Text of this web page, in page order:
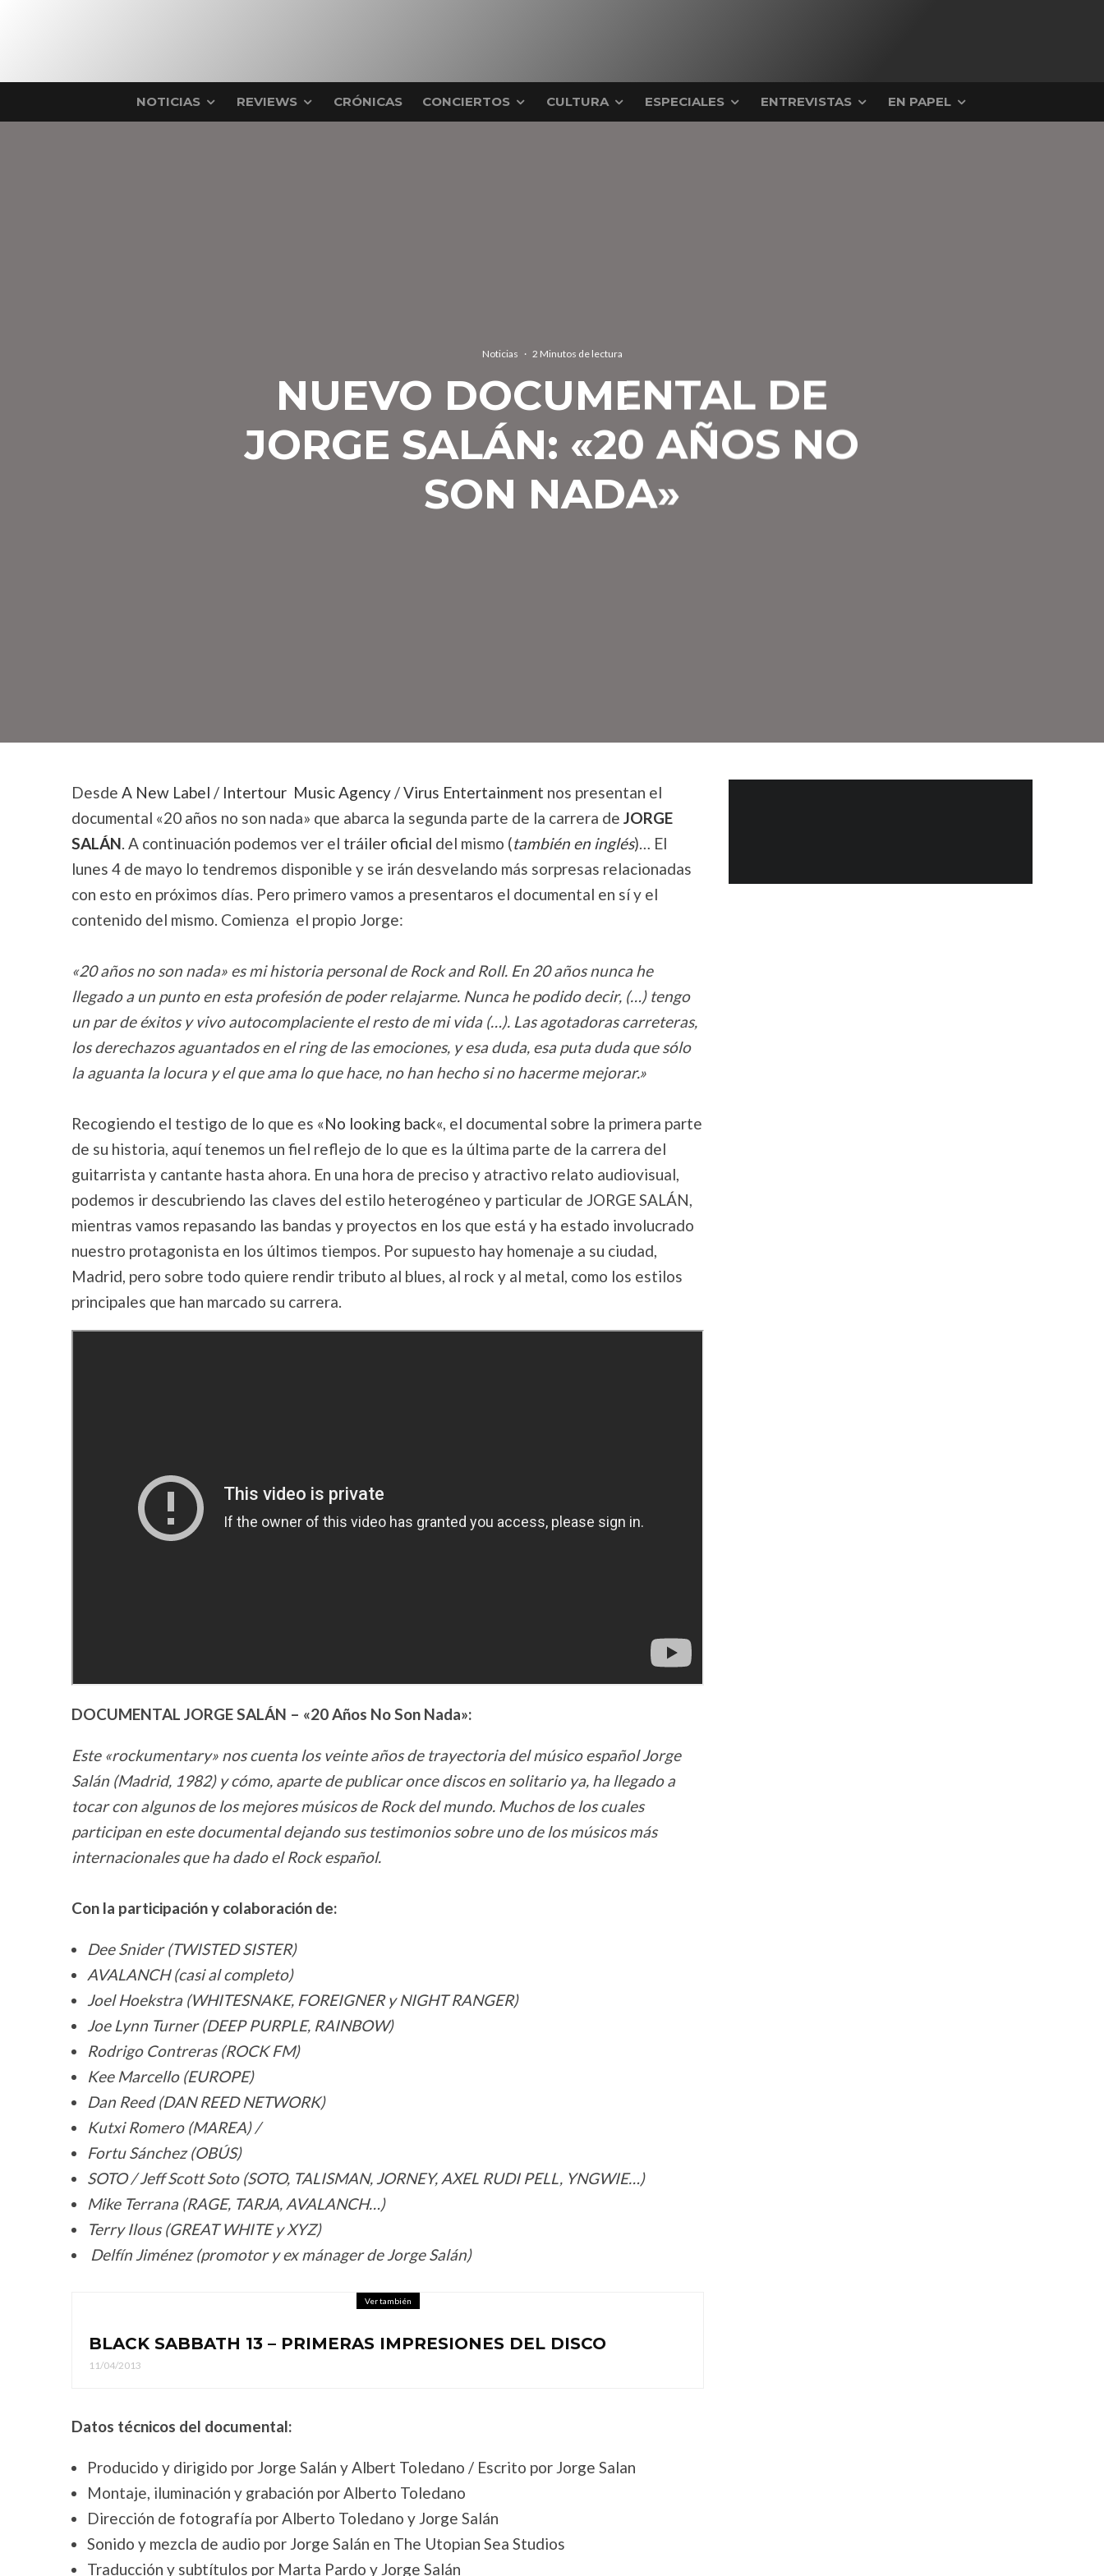
NOTICIAS REVIEWS CRÓNICAS CONCIERTOS CULTURA ESPECIALES ENTREVISTAS EN PAPEL
Noticias · 2 Minutos de lectura
NUEVO DOCUMENTAL DE
JORGE SALÁN: «20 AÑOS NO
SON NADA»
Desde A New Label / Intertour Music Agency/Virus Entertainment nos presentan el
documental «20 años no son nada» que abarca la segunda parte de la carrera de JORGE
SALÁN. A continuación podemos ver el tráiler oficial del mismo (también en inglés)… El
lunes 4 de mayo lo tendremos disponible y se irán desvelando más sorpresas relacionadas
con esto en próximos días. Pero primero vamos a presentaros el documental en sí y el
contenido del mismo. Comienza el propio Jorge:
«20 años no son nada» es mi historia personal de Rock and Roll. En 20 años nunca he
llegado a un punto en esta profesión de poder relajarme. Nunca he podido decir, (…) tengo
un par de éxitos y vivo autocomplaciente el resto de mi vida (…). Las agotadoras carreteras,
los derechazos aguantados en el ring de las emociones, y esa duda, esa puta duda que sólo
la aguanta la locura y el que ama lo que hace, no han hecho si no hacerme mejorar.»
Recogiendo el testigo de lo que es «No looking back«, el documental sobre la primera parte
de su historia, aquí tenemos un fiel reflejo de lo que es la última parte de la carrera del
guitarrista y cantante hasta ahora. En una hora de preciso y atractivo relato audiovisual,
podemos ir descubriendo las claves del estilo heterogéneo y particular de JORGE SALÁN,
mientras vamos repasando las bandas y proyectos en los que está y ha estado involucrado
nuestro protagonista en los últimos tiempos. Por supuesto hay homenaje a su ciudad,
Madrid, pero sobre todo quiere rendir tributo al blues, al rock y al metal, como los estilos
principales que han marcado su carrera.
DOCUMENTAL JORGE SALÁN – «20 Años No Son Nada»:
Este «rockumentary» nos cuenta los veinte años de trayectoria del músico español Jorge
Salán (Madrid, 1982) y cómo, aparte de publicar once discos en solitario ya, ha llegado a
tocar con algunos de los mejores músicos de Rock del mundo. Muchos de los cuales
participan en este documental dejando sus testimonios sobre uno de los músicos más
internacionales que ha dado el Rock español.
Con la participación y colaboración de:
Dee Snider (TWISTED SISTER)
AVALANCH (casi al completo)
Joel Hoekstra (WHITESNAKE, FOREIGNER y NIGHT RANGER)
Joe Lynn Turner (DEEP PURPLE, RAINBOW)
Rodrigo Contreras (ROCK FM)
Kee Marcello (EUROPE)
Dan Reed (DAN REED NETWORK)
Kutxi Romero (MAREA) /
Fortu Sánchez (OBÚS)
SOTO / Jeff Scott Soto (SOTO, TALISMAN, JORNEY, AXEL RUDI PELL, YNGWIE…)
Mike Terrana (RAGE, TARJA, AVALANCH…)
Terry Ilous (GREAT WHITE y XYZ)
Delfín Jiménez (promotor y ex mánager de Jorge Salán)
Ver también
BLACK SABBATH 13 – PRIMERAS IMPRESIONES DEL DISCO
11/04/2013
Datos técnicos del documental:
Producido y dirigido por Jorge Salán y Albert Toledano / Escrito por Jorge Salan
Montaje, iluminación y grabación por Alberto Toledano
Dirección de fotografía por Alberto Toledano y Jorge Salán
Sonido y mezcla de audio por Jorge Salán en The Utopian Sea Studios
Traducción y subtítulos por Marta Pardo y Jorge Salán